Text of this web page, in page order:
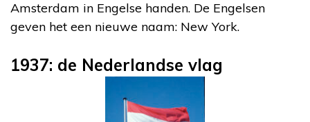
Amsterdam in Engelse handen. De Engelsen
geven het een nieuwe naam: New York.
1937: de Nederlandse vlag